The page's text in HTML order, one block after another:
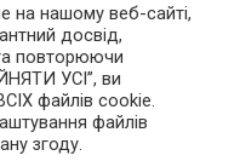
linkedin
на нашому веб-сайті,
досвід,
повторюючи
УСІ”, ви
файлів cookie.
файлів
згоду.